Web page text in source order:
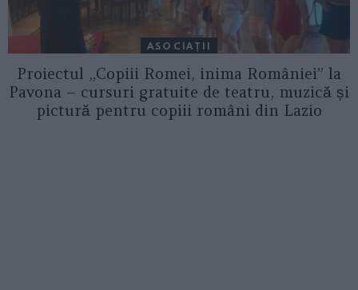
ASOCIAŢII
Proiectul „Copiii Romei, inima României” la
Pavona – cursuri gratuite de teatru, muzică și
pictură pentru copiii români din Lazio